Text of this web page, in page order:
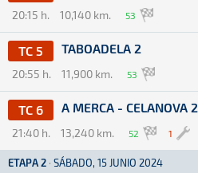
20:15 h. 10,140 km. 53
TC 5 TABOADELA 2
20:55 h. 11,900 km. 53
TC 6 A MERCA - CELANOVA 2
21:40 h. 13,240 km. 52 1
ETAPA 2 · SÁBADO, 15 JUNIO 2024